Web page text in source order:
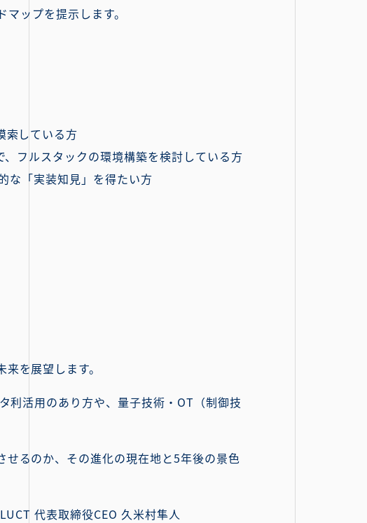
ップを提示します。
索している方
フルスタックの環境構築を検討している方
な「実装知見」を得たい方
を展望します。
利活用のあり方や、量子技術・OT（制御技
るのか、その進化の現在地と5年後の景色
代表取締役CEO 久米村隼人